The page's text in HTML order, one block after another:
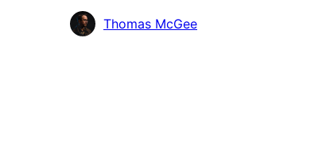
Bidragsydere
Thomas McGee